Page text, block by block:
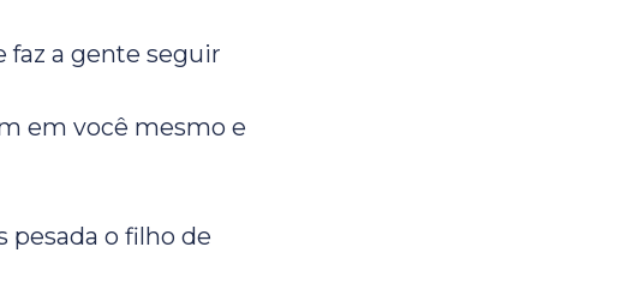
faz a gente seguir
em você mesmo e
pesada o filho de